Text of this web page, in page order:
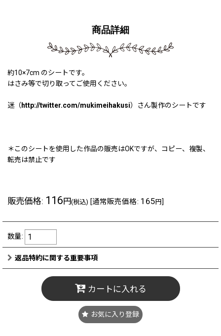
商品詳細
約10×7cm のシートです。
はさみ等で切り取ってご使用ください。
迷（ http://twitter.com/mukimeihakusi）さん製作のシートです
＊このシートを使用した作品の販売はOKですが、コピー、複製、
転売は禁止です
販売価格: 116円(税込) [通常販売価格: 165 円]
数量:
返品特約に関する重要事項
カートに入れる
お気に入り登録